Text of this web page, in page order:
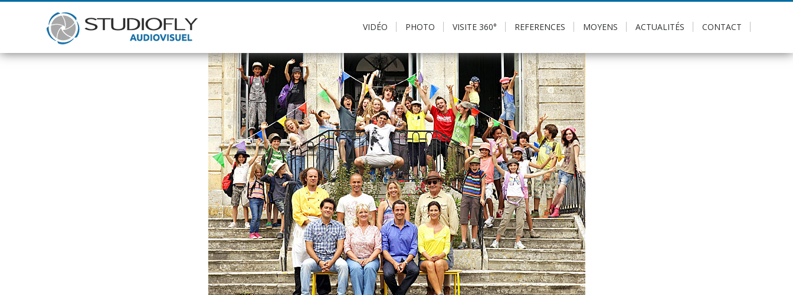
VIDÉO PHOTO VISITE 360° REFERENCES MOYENS ACTUALITÉS CONTACT